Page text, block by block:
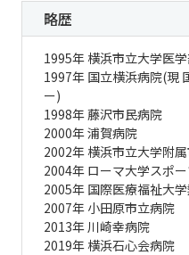
略歴
1995年 横浜市立大学医
1997年 国立横浜病院(現
ー)
1998年 藤沢市民病院
2000年 浦賀病院
2002年 横浜市立大学附
2004年 ローマ大学スポ
2005年 国際医療福祉大
2007年 小田原市立病院
2013年 川崎幸病院
2019年 横浜石心会病院